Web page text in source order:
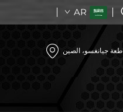
AR
جيانغسو، الصين